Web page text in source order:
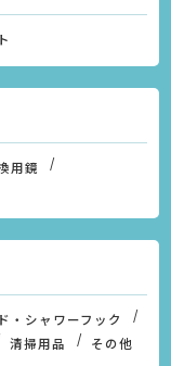
用鏡
・シャワーフック
清掃用品 その他